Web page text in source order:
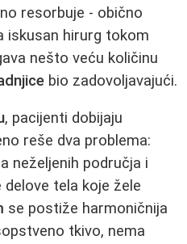
resorbuje - obično
iskusan hirurg tokom
nešto veću količinu
bio zadovoljavajući.
, pacijenti dobijaju
reše dva problema:
neželjenih područja i
tela koje žele
se postiže harmoničnija
tkivo, nema